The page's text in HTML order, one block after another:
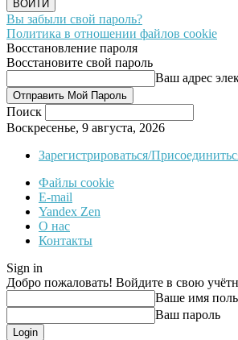
Вы забыли свой пароль?
Политика в отношении файлов cookie
Восстановление пароля
Восстановите свой пароль
Ваш адрес
Поиск
Воскресенье, 9 августа, 2026
Зарегистрироваться/
Файлы cookie
E-mail
Yandex Zen
О нас
Контакты
Sign in
Добро пожаловать! Войдите в свою
Ваше имя
Ваш пароль